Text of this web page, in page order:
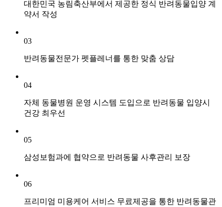
대한민국 농림축산부에서 제공한 정식 반려동물입양 계
약서 작성
03
반려동물전문가 펫플레너를 통한 맞춤 상담
04
자체 동물병원 운영 시스템 도입으로 반려동물 입양시
건강 최우선
05
삼성보험과에 협약으로 반려동물 사후관리 보장
06
프리미엄 미용케어 서비스 무료제공을 통한 반려동물관